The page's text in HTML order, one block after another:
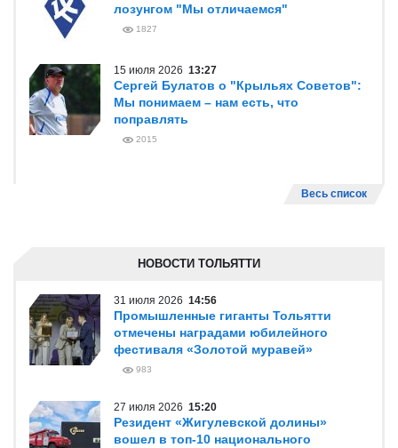
лозунгом "Мы отличаемся"
1827
15 июля 2026 13:27
Сергей Булатов о "Крыльях Советов":
Мы понимаем – нам есть, что
поправлять
2015
Весь список
НОВОСТИ ТОЛЬЯТТИ
31 июля 2026 14:56
Промышленные гиганты Тольятти
отмечены наградами юбилейного
фестиваля «Золотой муравей»
983
27 июля 2026 15:20
Резидент «Жигулевской долины»
вошел в топ-10 национального